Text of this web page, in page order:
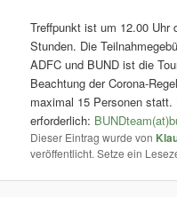
Treffpunkt ist um 12.00 Uhr
Stunden. Die
ADFC und BUND ist die
Beachtung der Corona-
maximal 15 Personen
erforderlich: BUNDteam(at)
Dieser Eintrag wurde von
veröffentlicht. Setze ein